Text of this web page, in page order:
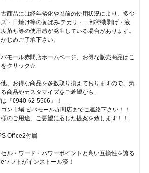
商品には経年劣化や以前の使用状況により、多少
・日焼け等の黄ばみ/テカリ・一部塗装剥げ・液
落ち等の使用感が発生している場合があります。
じめご了承下さい。
モール赤間店ホームページ、お得な販売商品はこ
をクリック☆
他、お得な商品を多数取り揃えておりますので、気
商品やカスタマイズをご希望なら、
は『0940-62-5506』！
ン市場 ビバモール赤間店までご連絡下さい！！
様のご用途、ご要望に応じた提案を致します！！
Office2付属
ル・ワード・パワーポイントと高い互換性を誇る
ソフトがインストール済！